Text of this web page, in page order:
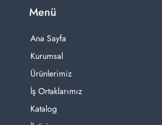
Menü
Ana Sayfa
Kurumsal
Ürünlerimiz
İş Ortaklarımız
Katalog